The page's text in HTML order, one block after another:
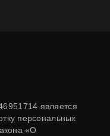
является
персональных
«О